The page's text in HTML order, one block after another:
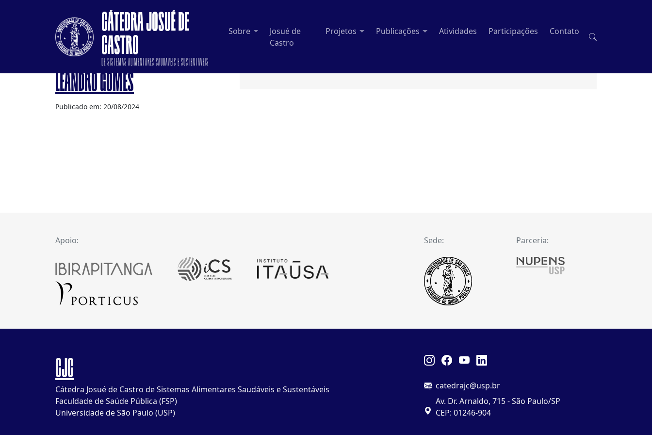
CÁTEDRA JOSUÉ DE
CASTRO
DE SISTEMAS ALIMENTARES SAUDÁVEIS E SUSTENTÁVEIS
Sobre
Josué de
Castro
Projetos Publicações Atividades Participações Contato
LEANDRO GOMES
Publicado em: 20/08/2024
Apoio: Sede: Parceria:
CJC
Cátedra Josué de Castro de Sistemas Alimentares Saudáveis e Sustentáveis
Faculdade de Saúde Pública (FSP)
Universidade de São Paulo (USP)
catedrajc@usp.br
Av. Dr. Arnaldo, 715 - São Paulo/SP
CEP: 01246-904